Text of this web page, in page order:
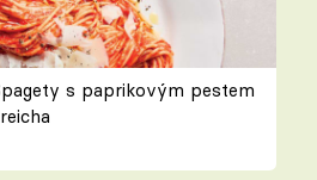
s paprikovým pestem